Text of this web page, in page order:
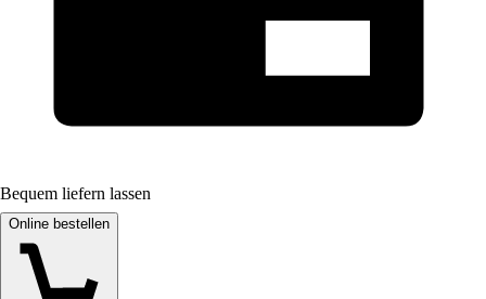
Bequem liefern lassen
Online bestellen